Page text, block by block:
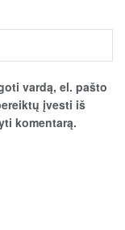
vardą, el. pašto
įvesti iš
komentarą.